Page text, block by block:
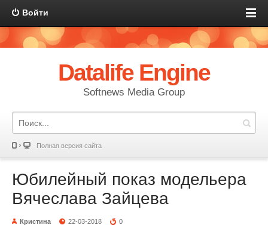
Войти
Datalife Engine
Softnews Media Group
Полная версия сайта
Юбилейный показ модельера
Вячеслава Зайцева
Кристина 22-03-2018 0